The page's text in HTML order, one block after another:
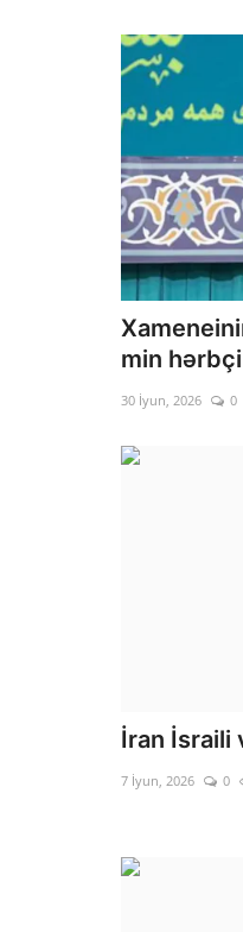
min
30 İyun, 2026 0
İran İsraili
7 İyun, 2026 0